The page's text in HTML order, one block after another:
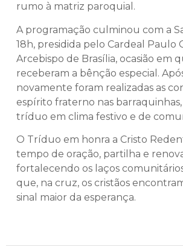
rumo à matriz paroquial.
A programação culminou com a
18h, presidida pelo Cardeal Paulo
Arcebispo de Brasília, ocasião em
receberam a bênção especial.
novamente foram realizadas as
espírito fraterno nas
tríduo em clima festivo e de
O Tríduo em honra a Cristo
tempo de oração, partilha e
fortalecendo os laços
que, na cruz, os cristãos
sinal maior da esperança.